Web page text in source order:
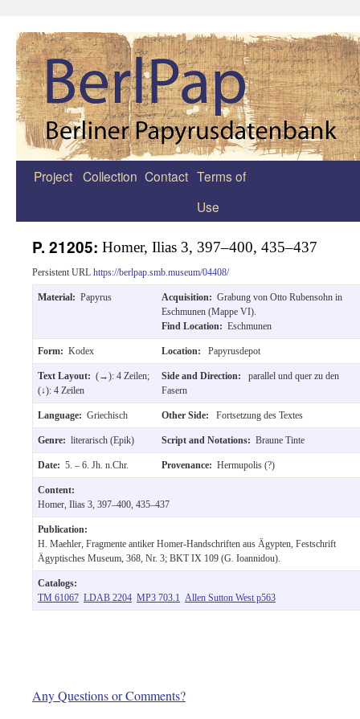
Zum
Project Collection Contact Terms of
Use
P. 21205: Homer, Ilias 3, 397–400, 435–437
Persistent URL https://berlpap.smb.museum/04408/
Material: Papyrus Acquisition: Grabung von Otto Rubensohn in
Eschmunen (Mappe VI).
Find Location: Eschmunen
Form: Kodex Location: Papyrusdepot
Text Layout: (→): 4 Zeilen;
(↓): 4 Zeilen
Side and Direction:
parallel und quer zu den
Fasern
Language: Griechisch Other Side: Fortsetzung des Textes
Genre: literarisch (Epik) Script and Notations: Braune Tinte
Date: 5. – 6. Jh. n.Chr. Provenance: Hermupolis (?)
Content:
Homer, Ilias 3, 397–400, 435–437
Publication:
H. Maehler, Fragmente antiker Homer-Handschriften aus Ägypten, Festschrift
Ägyptisches Museum, 368, Nr. 3; BKT IX 109 (G. Ioannidou).
Catalogs:
TM 61067 LDAB 2204 MP3 703.1 Allen Sutton West p563
Any Questions or Comments?